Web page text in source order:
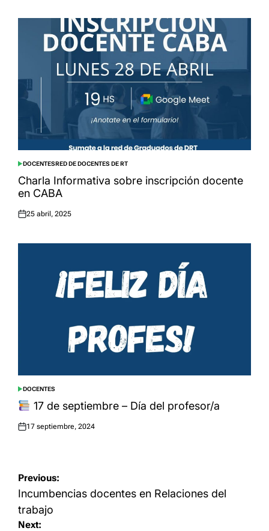
POSTED
IN
DOCENTESRED DE DOCENTES DE RT
Charla Informativa sobre inscripción docente
en CABA
Posted
25 abril, 2025
POSTED
IN
DOCENTES
17 de septiembre – Día del profesor/a
Posted
17 septiembre, 2024
Navegación
de
entradas
Previous:
Incumbencias docentes en Relaciones del
trabajo
Next: